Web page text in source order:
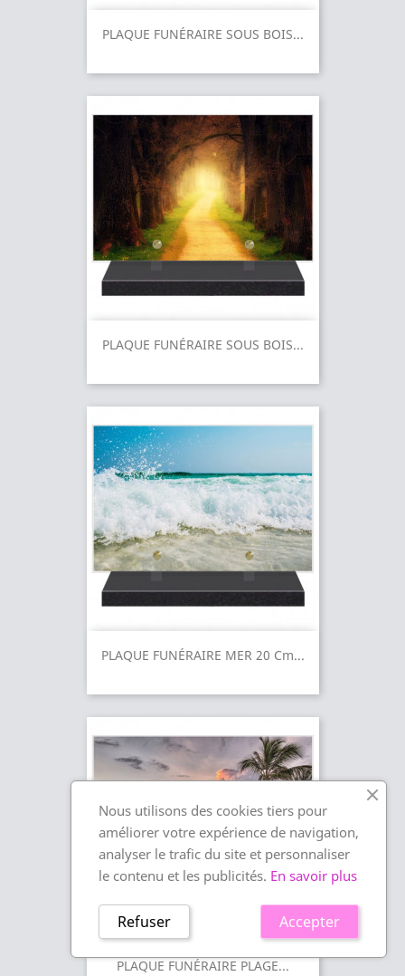
PLAQUE FUNÉRAIRE SOUS BOIS...
PLAQUE FUNÉRAIRE SOUS BOIS...
PLAQUE FUNÉRAIRE MER 20 Cm...
PLAQUE FUNÉRAIRE PLAGE...
Nous utilisons des cookies tiers pour
améliorer votre expérience de navigation,
analyser le trafic du site et personnaliser
le contenu et les publicités. En savoir plus
Accepter
Refuser